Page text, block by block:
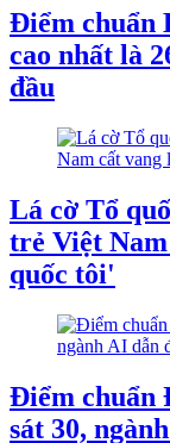
Điểm chuẩn
cao nhất là
đầu
Lá cờ Tổ
trẻ Việt
quốc tôi'
Điểm chuẩn
sát 30,